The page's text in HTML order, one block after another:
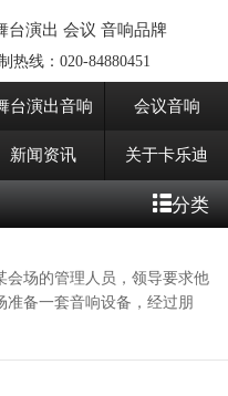
台演出 会议 音响品牌
热线： 020-84880451
台演出音响 会议音响
新闻资讯 关于卡乐迪
分类
会场的管理人员，领导要求他
准备一套音响设备，经过朋